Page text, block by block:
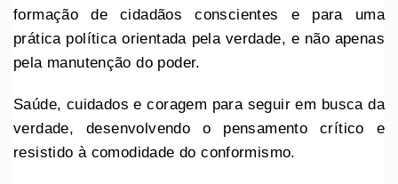
formação de cidadãos conscientes e para uma
prática política orientada pela verdade, e não apenas
pela manutenção do poder.
Saúde, cuidados e coragem para seguir em busca da
verdade, desenvolvendo o pensamento crítico e
resistido à comodidade do conformismo.